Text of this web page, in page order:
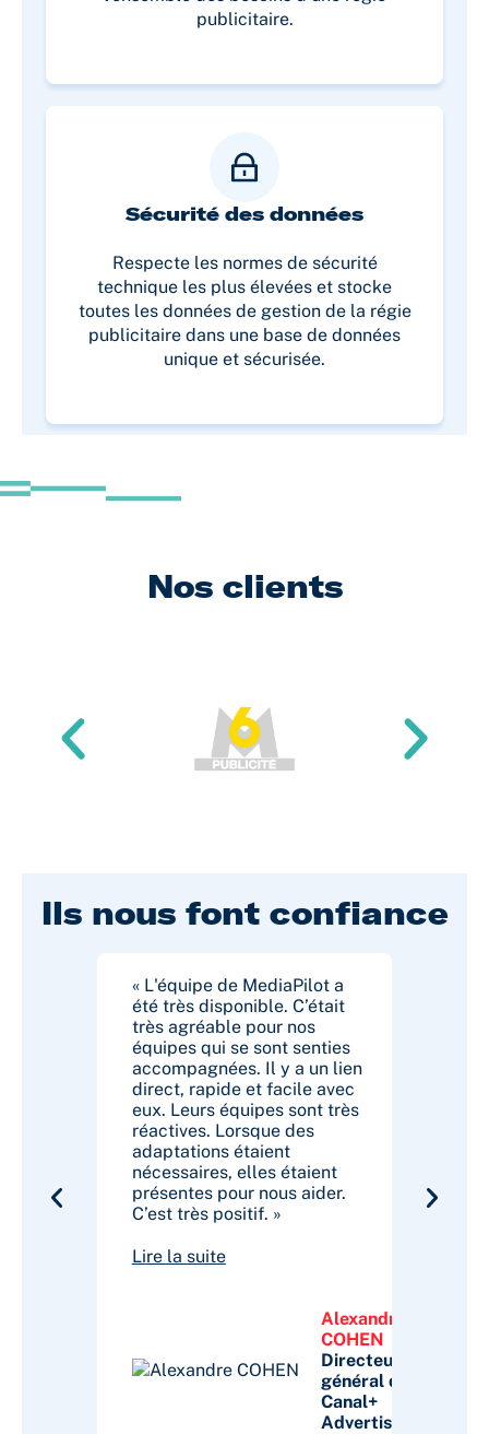
publicitaire.
Sécurité des données
Respecte les normes de sécurité
technique les plus élevées et stocke
toutes les données de gestion de la régie
publicitaire dans une base de données
unique et sécurisée.
Nos clients
Ils nous font confiance
KETIL
« L'équipe de MediaPilot a
été très disponible. C’était
très agréable pour nos
équipes qui se sont senties
accompagnées. Il y a un lien
direct, rapide et facile avec
eux. Leurs équipes sont très
réactives. Lorsque des
adaptations étaient
nécessaires, elles étaient
présentes pour nous aider.
C’est très positif. »
Lire la suite
Alexandre
COHEN
Directeur
général de
Canal+
Advertising
date